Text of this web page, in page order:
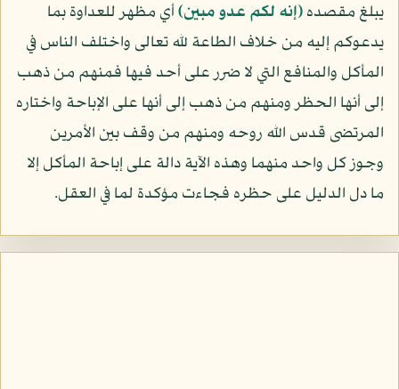
يبلغ مقصده﴿إنه لكم عدو مبين﴾أي مظهر للعداوة بما
يدعوكم إليه من خلاف الطاعة لله تعالى واختلف الناس في
المأكل والمنافع التي لا ضرر على أحد فيها فمنهم من ذهب
إلى أنها الحظر ومنهم من ذهب إلى أنها على الإباحة واختاره
المرتضى قدس الله روحه ومنهم من وقف بين الأمرين
وجوز كل واحد منهما وهذه الآية دالة على إباحة المأكل إلا
ما دل الدليل على حظره فجاءت مؤكدة لما في العقل.